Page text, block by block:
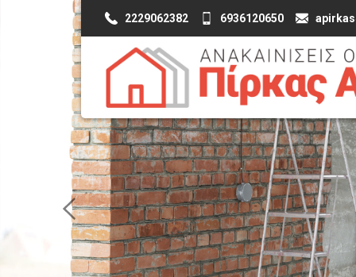
2229062382 6936120650